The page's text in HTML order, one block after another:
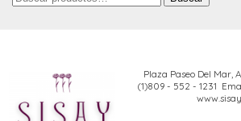
Plaza Paseo Del Mar,
(1)809 - 552 - 1231